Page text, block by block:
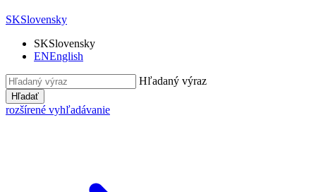
SKSlovensky
SKSlovensky
ENEnglish
Hľadaný výraz
Hľadať
rozšírené vyhľadávanie